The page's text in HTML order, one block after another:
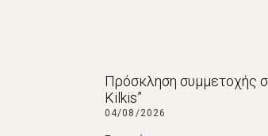
Πρόσκληση συμμετοχής
Kilkis”
04/08/2026